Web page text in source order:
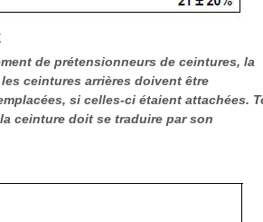
de prétensionneurs de ceintures, la
ceintures arrières doivent être
si celles-ci étaient attachées.
ceinture doit se traduire par son